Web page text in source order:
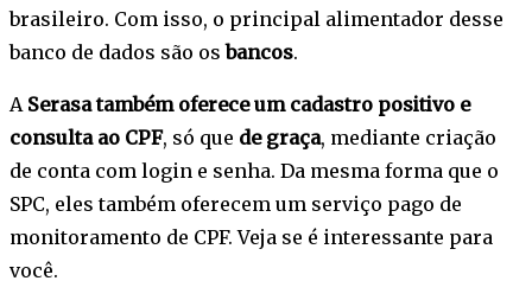
brasileiro. Com isso, o principal alimentador desse
banco de dados são os bancos.
A Serasa também oferece um cadastro positivo e
consulta ao CPF, só que de graça, mediante criação
de conta com login e senha. Da mesma forma que o
SPC, eles também oferecem um serviço pago de
monitoramento de CPF. Veja se é interessante para
você.